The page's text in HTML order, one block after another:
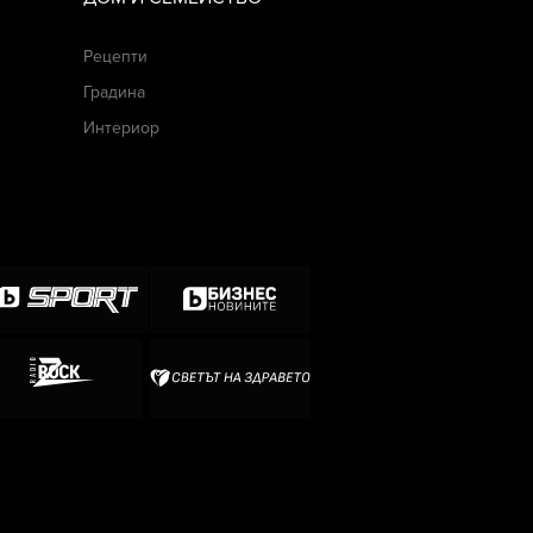
Рецепти
Градина
Интериор